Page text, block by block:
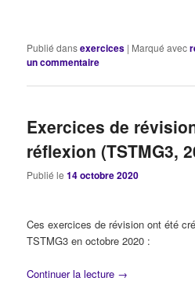
Publié dansexercices | Marqué avec
un commentaire
Exercices de
réflexion (TSTMG3,
Publié le14 octobre 2020
Ces exercices de révision ont été
TSTMG3 en octobre 2020 :
Continuer la lecture →